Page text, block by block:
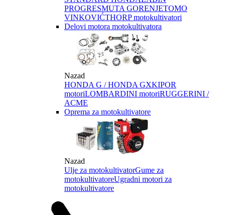
PROGRESMUTA GORENJETOMO
VINKOVIĆTHORP motokultivatori
Delovi motora motokultivatora
Nazad
HONDA G / HONDA GXKIPOR
motoriLOMBARDINI motoriRUGGERINI /
ACME
Oprema za motokultivatore
Nazad
Ulje za motokultivatorGume za
motokultivatoreUgradni motori za
motokultivatore